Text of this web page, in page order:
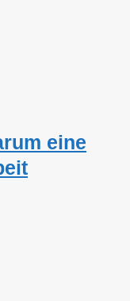
eine